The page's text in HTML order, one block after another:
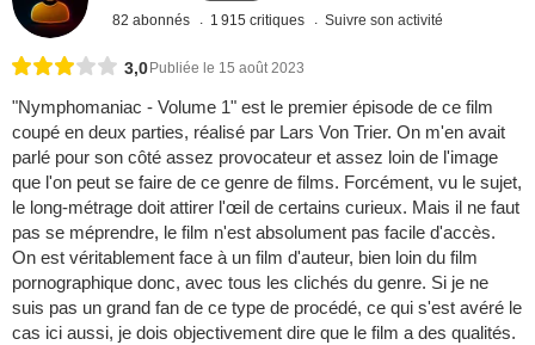
82 abonnés 1 915 critiques Suivre son activité
3,0 Publiée le 15 août 2023
"Nymphomaniac - Volume 1" est le premier épisode de ce film
coupé en deux parties, réalisé par Lars Von Trier. On m'en avait
parlé pour son côté assez provocateur et assez loin de l'image
que l'on peut se faire de ce genre de films. Forcément, vu le sujet,
le long-métrage doit attirer l'œil de certains curieux. Mais il ne faut
pas se méprendre, le film n'est absolument pas facile d'accès.
On est véritablement face à un film d'auteur, bien loin du film
pornographique donc, avec tous les clichés du genre. Si je ne
suis pas un grand fan de ce type de procédé, ce qui s'est avéré le
cas ici aussi, je dois objectivement dire que le film a des qualités.